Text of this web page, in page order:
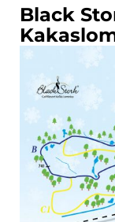
Black